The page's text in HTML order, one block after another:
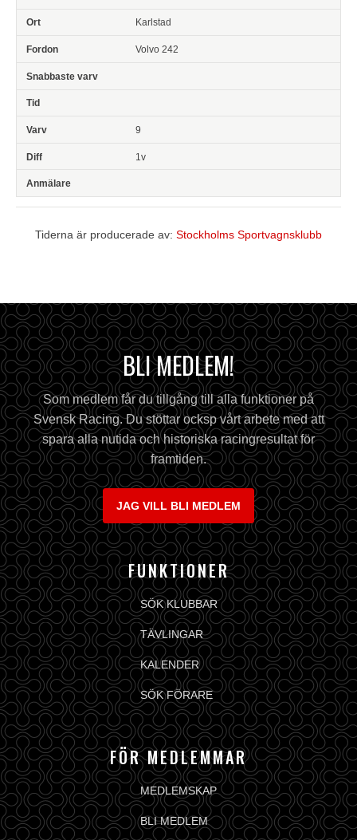
Karlstad
Volvo 242
9
1v
Tiderna är producerade av: Stockholms Sportvagnsklubb
BLI MEDLEM!
Som medlem får du tillgång till alla funktioner på
Svensk Racing. Du stöttar ocksp vårt arbete med att
spara alla nutida och historiska racingresultat för
framtiden.
JAG VILL BLI MEDLEM
FUNKTIONER
SÖK KLUBBAR
TÄVLINGAR
KALENDER
SÖK FÖRARE
FÖR MEDLEMMAR
MEDLEMSKAP
BLI MEDLEM